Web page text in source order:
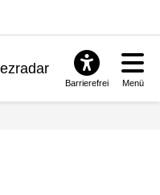
Barrierefrei Menü